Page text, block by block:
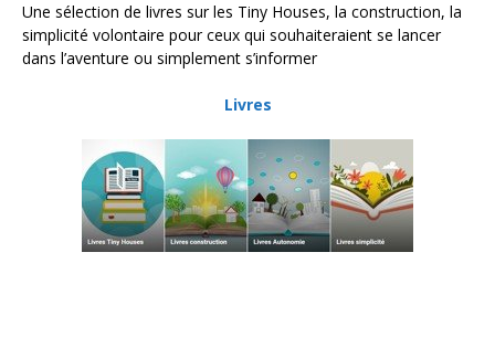
Une sélection de livres sur les Tiny Houses, la construction, la
simplicité volontaire pour ceux qui souhaiteraient se lancer
dans l’aventure ou simplement s’informer
Livres